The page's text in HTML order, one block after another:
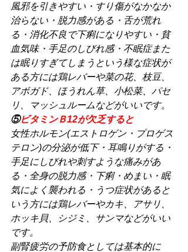
風邪を引きやすい・すり傷がなかなか
治らない・脱力感がある・舌が荒れ
る・消化不良で下痢になりやすい・貧
血気味・手足のしびれ感・不眠症また
は眠りすぎてしまうという様な症状が
ある方には鶏レバーや菜の花、枝豆、
アボガド、ほうれん草、小松菜、パセ
リ、マッシュルームなどがいいです。
⑤ビタミンＢ12が欠乏すると
女性ホルモン(エストロゲン・プロゲス
テロン)の分泌が低下・耳鳴りがする・
手足にしびれや刺すような痛みがあ
る・全身の脱力感・下痢・めまい・眠
気によく襲われる・うつ症状があると
いう方には鶏レバーやカキ、アサリ、
ホッキ貝、シジミ、サンマなどがいい
です。
副腎疲労の予防食としては基本的に